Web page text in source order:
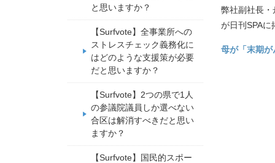
弊社副社長
が日刊SPAに
母が「末期
と思いますか？
【Surfvote】全事業所への
ストレスチェック義務化に
はどのような支援策が必要
だと思いますか？
【Surfvote】2つの県で1人
の参議院議員しか選べない
合区は解消すべきだと思い
ますか？
【Surfvote】国民的スポー